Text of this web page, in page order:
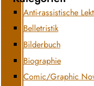
Anti-rassistische
Belletristik
Bilderbuch
Biographie
Comic/Graphic